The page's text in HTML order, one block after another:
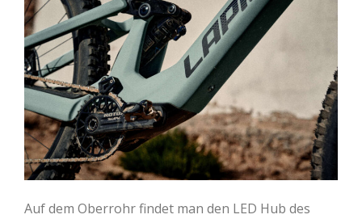
Auf dem Oberrohr findet man den LED Hub des